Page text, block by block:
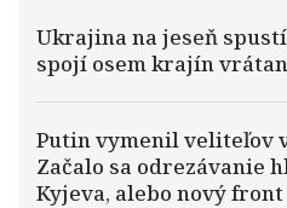
Ukrajina na jeseň
spojí osem krajín
Putin vymenil veliteľov
Začalo sa odrezávanie
Kyjeva, alebo nový